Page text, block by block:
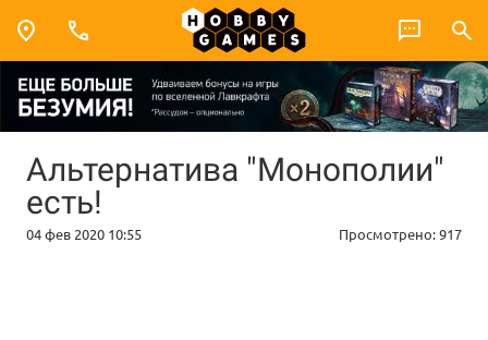
Альтернатива "Монополии"
есть!
04 фев 2020 10:55 Просмотрено:917